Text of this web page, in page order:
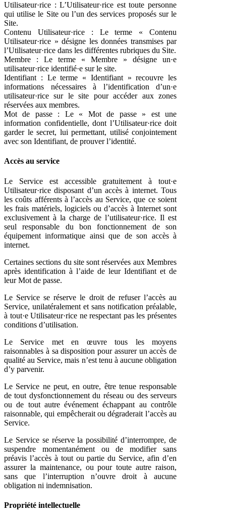
Utilisateur·rice : L’Utilisateur·rice est toute personne
qui utilise le Site ou l’un des services proposés sur le
Site.
Contenu Utilisateur·rice : Le terme « Contenu
Utilisateur·rice » désigne les données transmises par
l’Utilisateur·rice dans les différentes rubriques du Site.
Membre : Le terme « Membre » désigne un·e
utilisateur·rice identifié·e sur le site.
Identifiant : Le terme « Identifiant » recouvre les
informations nécessaires à l’identification d’un·e
utilisateur·rice sur le site pour accéder aux zones
réservées aux membres.
Mot de passe : Le « Mot de passe » est une
information confidentielle, dont l’Utilisateur·rice doit
garder le secret, lui permettant, utilisé conjointement
avec son Identifiant, de prouver l’identité.
Accès au service
Le Service est accessible gratuitement à tout·e
Utilisateur·rice disposant d’un accès à internet. Tous
les coûts afférents à l’accès au Service, que ce soient
les frais matériels, logiciels ou d’accès à Internet sont
exclusivement à la charge de l’utilisateur·rice. Il est
seul responsable du bon fonctionnement de son
équipement informatique ainsi que de son accès à
internet.
Certaines sections du site sont réservées aux Membres
après identification à l’aide de leur Identifiant et de
leur Mot de passe.
Le Service se réserve le droit de refuser l’accès au
Service, unilatéralement et sans notification préalable,
à tout·e Utilisateur·rice ne respectant pas les présentes
conditions d’utilisation.
Le Service met en œuvre tous les moyens
raisonnables à sa disposition pour assurer un accès de
qualité au Service, mais n’est tenu à aucune obligation
d’y parvenir.
Le Service ne peut, en outre, être tenue responsable
de tout dysfonctionnement du réseau ou des serveurs
ou de tout autre événement échappant au contrôle
raisonnable, qui empêcherait ou dégraderait l’accès au
Service.
Le Service se réserve la possibilité d’interrompre, de
suspendre momentanément ou de modifier sans
préavis l’accès à tout ou partie du Service, afin d’en
assurer la maintenance, ou pour toute autre raison,
sans que l’interruption n’ouvre droit à aucune
obligation ni indemnisation.
Propriété intellectuelle